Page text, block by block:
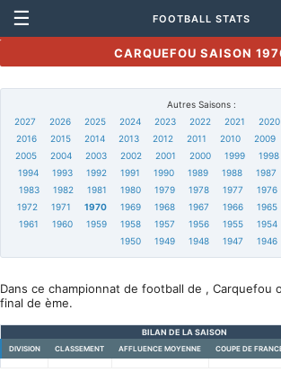
☰ FOOTBALL STATS
CARQUEFOU SAISON
Autres Saisons :
2027
2026 2025 2024 2023 2022 2021 2020
2016
2015 2014 2013 2012 2011 2010 2009
2005
2004 2003 2002 2001 2000 1999 1998
1994
1993 1992 1991 1990 1989 1988 1987
1983
1982 1981 1980 1979 1978 1977 1976
1972
1971 1970 1969 1968 1967 1966 1965
1961
1960 1959 1958 1957 1956 1955 1954
1950
1949 1948 1947 1946
Dans ce championnat de football de , Carquefou
final de ème.
BILAN DE LA SAISON
DIVISION CLASSEMENT AFFLUENCE MOYENNE COUPE DE